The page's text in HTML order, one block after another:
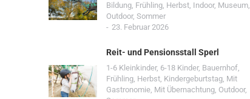
Bildung, Frühling, Herbst, Indoor, Museum,
Outdoor, Sommer
23. Februar 2026
Reit- und Pensionsstall Sperl
1-6 Kleinkinder, 6-18 Kinder, Bauernhof,
Frühling, Herbst, Kindergeburtstag, Mit
Gastronomie, Mit Übernachtung, Outdoor,